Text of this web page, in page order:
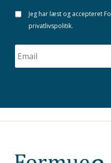
Jeg har læst og accepteret
privatlivspolitik.